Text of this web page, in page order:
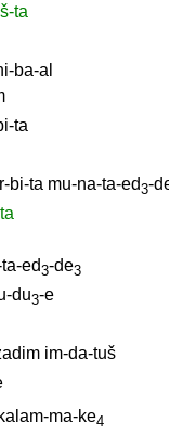
ta
ba-al
ta
bi-ta mu-na-ta-ed3-
ed3-de3
du3-e
im-da-tuš
kalam-ma-ke4